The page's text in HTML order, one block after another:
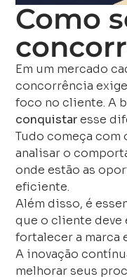
Como
Em um mercado
concorrência
foco no cliente. A
conquistaresse
Tudo começa com
analisar o
onde estão as
eficiente.
Além disso, é
que o cliente deve
fortalecer a marca
A inovação
melhorar seus